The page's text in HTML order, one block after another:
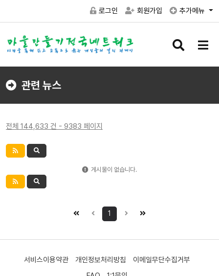
로그인 회원가입 추가메뉴
검
버
메
버
관련 뉴스
전체 144,633 건 - 9383 페이지
게시물이 없습니다.
1
서비스이용약관 개인정보처리방침
이메일무단수집거부